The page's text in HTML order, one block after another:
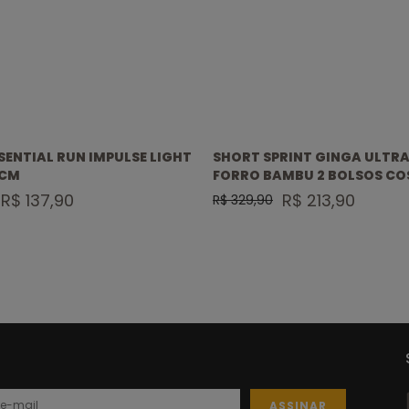
RUN IMPULSE LIGHT
R$ 137,90
SHORT SPRINT GINGA
FORRO BAMBU 2 BOLSOS
C/ ZIPER 7CM SELADO
R$ 329,90 R$ 213,90
ASSINAR